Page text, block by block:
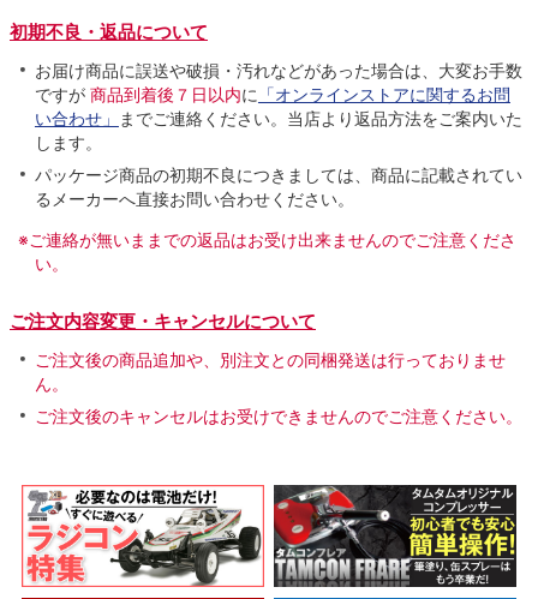
初期不良・返品について
お届け商品に誤送や破損・汚れなどがあった場合は、大変お手数
ですが 商品到着後７日以内に 「オンラインストアに関するお問
い合わせ」
までご連絡ください。当店より返品方法をご案内いた
します。
パッケージ商品の初期不良につきましては、商品に記載されてい
るメーカーへ直接お問い合わせください。
※ご連絡が無いままでの返品はお受け出来ませんのでご注意くださ
い。
ご注文内容変更・キャンセルについて
ご注文後の商品追加や、別注文との同梱発送は行っておりませ
ん。
ご注文後のキャンセルはお受けできませんのでご注意ください。